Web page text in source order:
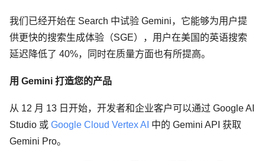
我们已经开始在 Search 中试验 Gemini，它能够为用户提
供更快的搜索生成体验（SGE），用户在美国的英语搜索
延迟降低了 40%，同时在质量方面也有所提高。
用 Gemini 打造您的产品
从 12 月 13 日开始，开发者和企业客户可以通过 Google AI
Studio 或 Google Cloud Vertex AI 中的 Gemini API 获取
Gemini Pro。